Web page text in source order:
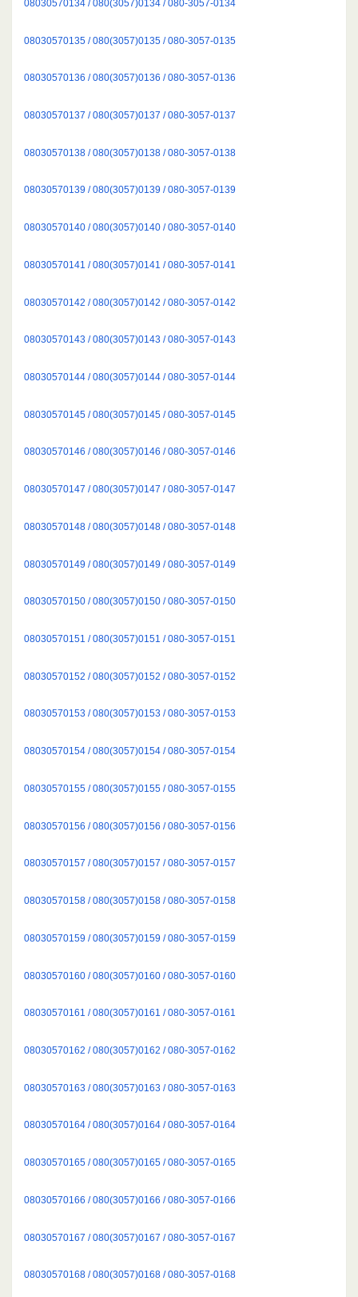
08030570134 / 080(3057)0134 / 080-3057-0134
08030570135 / 080(3057)0135 / 080-3057-0135
08030570136 / 080(3057)0136 / 080-3057-0136
08030570137 / 080(3057)0137 / 080-3057-0137
08030570138 / 080(3057)0138 / 080-3057-0138
08030570139 / 080(3057)0139 / 080-3057-0139
08030570140 / 080(3057)0140 / 080-3057-0140
08030570141 / 080(3057)0141 / 080-3057-0141
08030570142 / 080(3057)0142 / 080-3057-0142
08030570143 / 080(3057)0143 / 080-3057-0143
08030570144 / 080(3057)0144 / 080-3057-0144
08030570145 / 080(3057)0145 / 080-3057-0145
08030570146 / 080(3057)0146 / 080-3057-0146
08030570147 / 080(3057)0147 / 080-3057-0147
08030570148 / 080(3057)0148 / 080-3057-0148
08030570149 / 080(3057)0149 / 080-3057-0149
08030570150 / 080(3057)0150 / 080-3057-0150
08030570151 / 080(3057)0151 / 080-3057-0151
08030570152 / 080(3057)0152 / 080-3057-0152
08030570153 / 080(3057)0153 / 080-3057-0153
08030570154 / 080(3057)0154 / 080-3057-0154
08030570155 / 080(3057)0155 / 080-3057-0155
08030570156 / 080(3057)0156 / 080-3057-0156
08030570157 / 080(3057)0157 / 080-3057-0157
08030570158 / 080(3057)0158 / 080-3057-0158
08030570159 / 080(3057)0159 / 080-3057-0159
08030570160 / 080(3057)0160 / 080-3057-0160
08030570161 / 080(3057)0161 / 080-3057-0161
08030570162 / 080(3057)0162 / 080-3057-0162
08030570163 / 080(3057)0163 / 080-3057-0163
08030570164 / 080(3057)0164 / 080-3057-0164
08030570165 / 080(3057)0165 / 080-3057-0165
08030570166 / 080(3057)0166 / 080-3057-0166
08030570167 / 080(3057)0167 / 080-3057-0167
08030570168 / 080(3057)0168 / 080-3057-0168